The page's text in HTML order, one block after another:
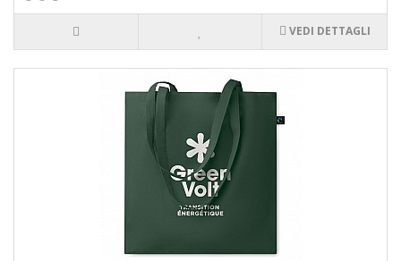
VEDI DETTAGLI